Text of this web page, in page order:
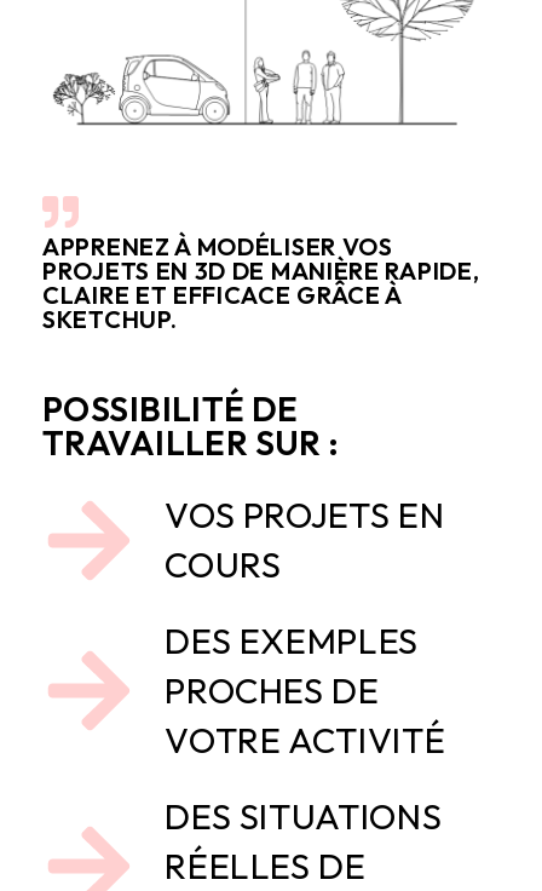
APPRENEZ À MODÉLISER VOS
PROJETS EN 3D DE MANIÈRE RAPIDE,
CLAIRE ET EFFICACE GRÂCE À
SKETCHUP.
POSSIBILITÉ DE
TRAVAILLER SUR :
VOS PROJETS EN
COURS
DES EXEMPLES
PROCHES DE
VOTRE ACTIVITÉ
DES SITUATIONS
RÉELLES DE